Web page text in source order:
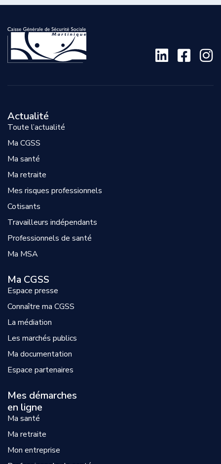
Actualité
Toute l’actualité
Ma CGSS
Ma santé
Ma retraite
Mes risques professionnels
Cotisants
Travailleurs indépendants
Professionnels de santé
Ma MSA
Ma CGSS
Espace presse
Connaître ma CGSS
La médiation
Les marchés publics
Ma documentation
Espace partenaires
Mes démarches
en ligne
Ma santé
Ma retraite
Mon entreprise